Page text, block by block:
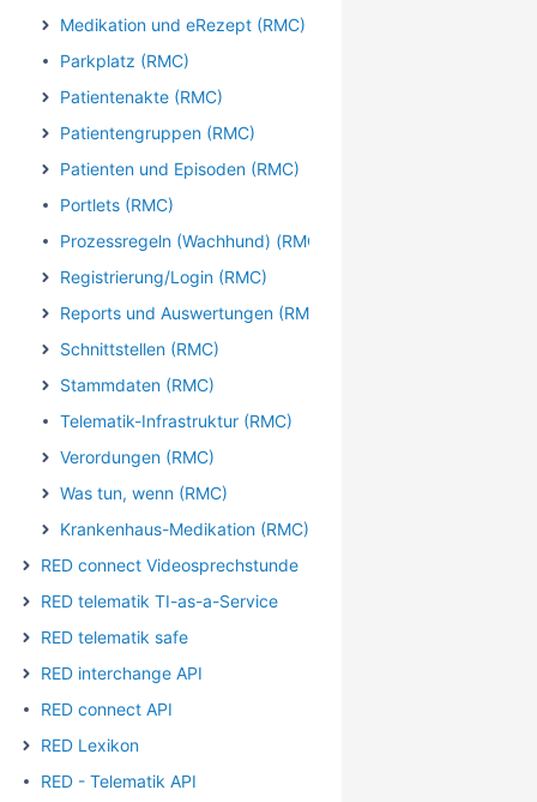
Medikation und eRezept (RMC)
Parkplatz (RMC)
Patientenakte (RMC)
Patientengruppen (RMC)
Patienten und Episoden (RMC)
Portlets (RMC)
Prozessregeln (Wachhund) (RMC)
Registrierung/Login (RMC)
Reports und Auswertungen (RMC)
Schnittstellen (RMC)
Stammdaten (RMC)
Telematik-Infrastruktur (RMC)
Verordungen (RMC)
Was tun, wenn (RMC)
Krankenhaus-Medikation (RMC)
RED connect Videosprechstunde
RED telematik TI-as-a-Service
RED telematik safe
RED interchange API
RED connect API
RED Lexikon
RED - Telematik API